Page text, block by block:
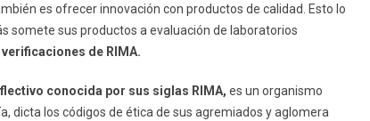
es ofrecer innovación con productos de calidad. Esto lo
somete sus productos a evaluación de laboratorios
de RIMA.
conocida por sus siglas RIMA, es un organismo
dicta los códigos de ética de sus agremiados y aglomera